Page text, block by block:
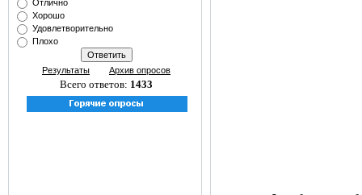
Отлично
Хорошо
Удовлетворительно
Плохо
Результаты Архив опросов
Всего ответов: 1433